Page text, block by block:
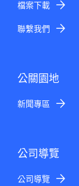
檔案下載
聯繫我們
公關園地
新聞專區
公司導覽
公司導覽